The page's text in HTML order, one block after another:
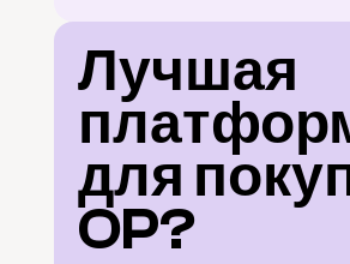
Лучшая
для
OP?